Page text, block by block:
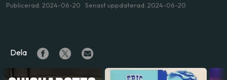
Publicerad: 2024-06-20 Senast uppdaterad: 2024-06-20
Dela